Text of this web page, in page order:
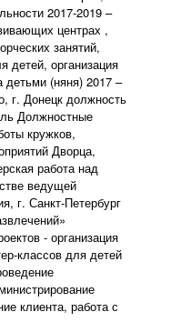
2017-2019 –
центрах ,
занятий,
детей, организация
детьми (няня) 2017 –
г. Донецк должность
Должностные
кружков,
Дворца,
работа над
ведущей
г. Санкт-Петербург
- организация
классов для детей
клиента, работа с